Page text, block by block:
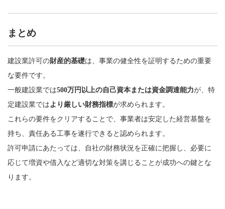
まとめ
建設業許可の財産的基礎は、事業の健全性を証明するための重要
な要件です。
一般建設業では500万円以上の自己資本または資金調達能力が、特
定建設業ではより厳しい財務指標が求められます。
これらの要件をクリアすることで、事業者は安定した経営基盤を
持ち、責任ある工事を遂行できると認められます。
許可申請にあたっては、自社の財務状況を正確に把握し、必要に
応じて増資や借入など適切な対策を講じることが成功への鍵とな
ります。